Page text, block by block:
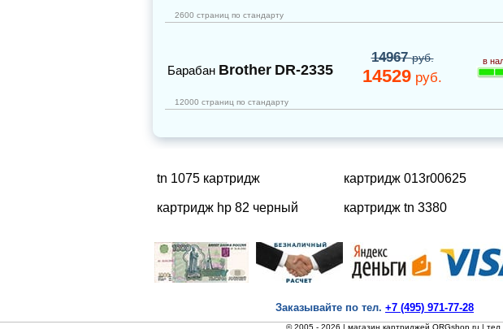
2600 страниц по стандарту
Барабан Brother DR-2335
14967руб.
14529 руб.
в
12000 страниц по стандарту
tn 1075 картридж картридж 013r00625
картридж hp 82 черный картридж tn 3380
Заказывайте по тел. +7 (495) 971-77-28
© 2005 - 2026 | магазин картриджей ORGshop.ru | тел.